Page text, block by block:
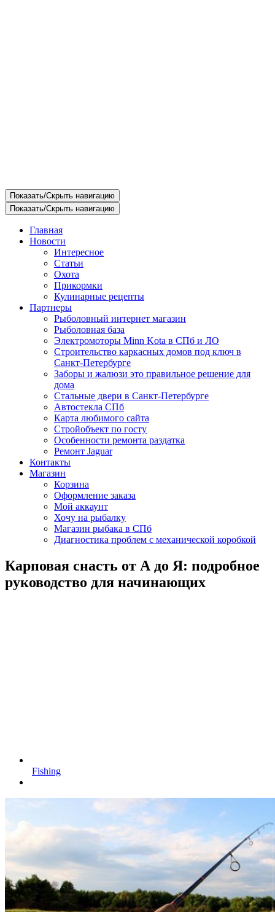
Показать/Скрыть навигацию
Показать/Скрыть навигацию
Главная
Новости
Интересное
Статьи
Охота
Прикормки
Кулинарные рецепты
Партнеры
Рыболовный интернет магазин
Рыболовная база
Электромоторы Minn Kota в СПб и ЛО
Строительство каркасных домов под ключ в
Санкт-Петербурге
Заборы и жалюзи это правильное решение для
дома
Стальные двери в Санкт-Петербурге
Автостекла СПб
Карта любимого сайта
Стройобъект по госту
Особенности ремонта раздатка
Ремонт Jaguar
Контакты
Магазин
Корзина
Оформление заказа
Мой аккаунт
Хочу на рыбалку
Магазин рыбака в СПб
Диагностика проблем с механической коробкой
Карповая снасть от А до Я: подробное
руководство для начинающих
Fishing